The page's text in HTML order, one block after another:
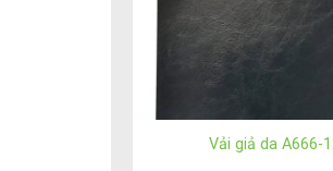
Cảm ơn Quý khách
Để kết nối trực tiếp với
1. Thăm trực tiếp
Hệ thống Ánh vải giả da
Vải giả da A666-